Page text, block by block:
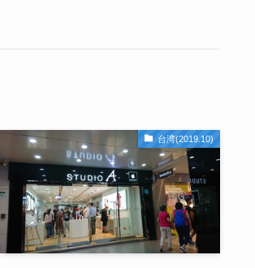
台湾(2019.10)